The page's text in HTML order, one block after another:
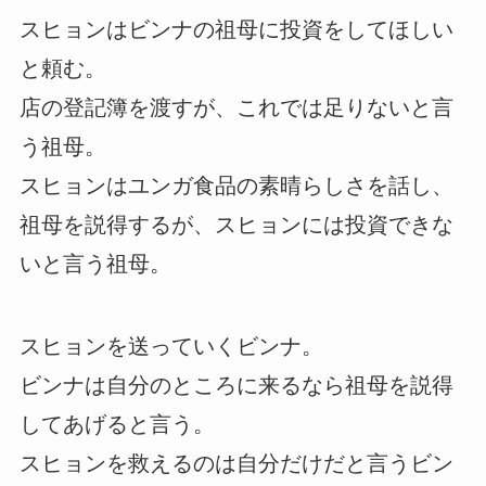
スヒョンはビンナの祖母に投資をしてほしい
と頼む。
店の登記簿を渡すが、これでは足りないと言
う祖母。
スヒョンはユンガ食品の素晴らしさを話し、
祖母を説得するが、スヒョンには投資できな
いと言う祖母。
スヒョンを送っていくビンナ。
ビンナは自分のところに来るなら祖母を説得
してあげると言う。
スヒョンを救えるのは自分だけだと言うビン